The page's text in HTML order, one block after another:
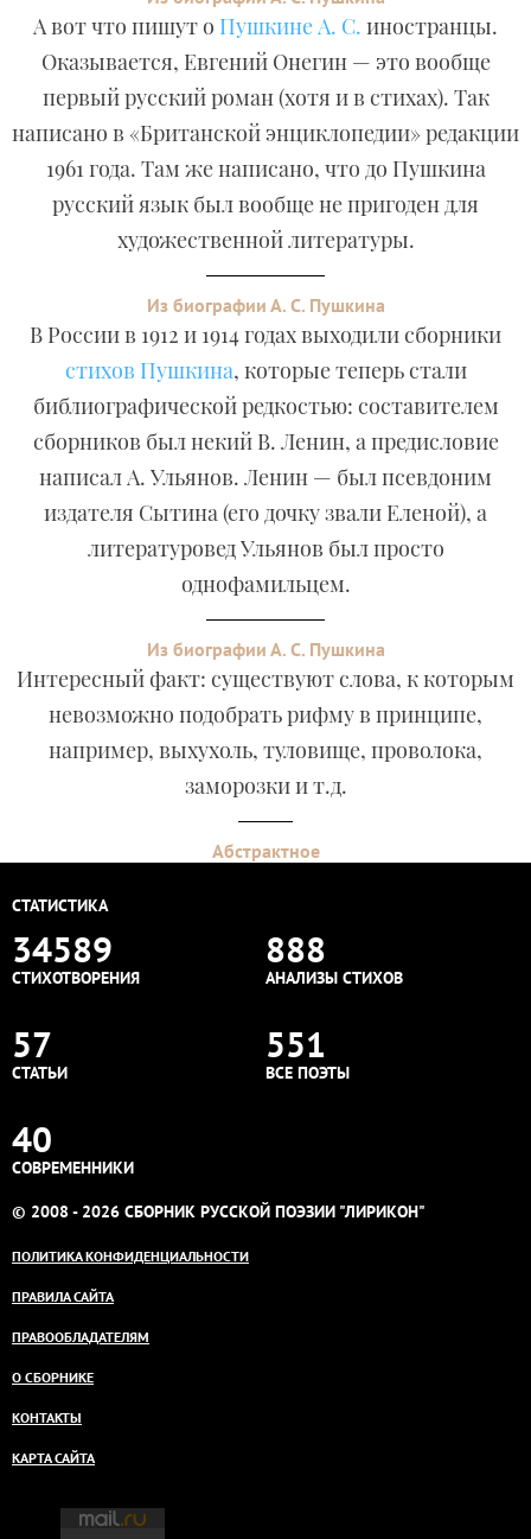
А вот что пишут о Пушкине А. С. иностранцы.
Оказывается, Евгений Онегин — это вообще
первый русский роман (хотя и в стихах). Так
написано в «Британской энциклопедии» редакции
1961 года. Там же написано, что до Пушкина
русский язык был вообще не пригоден для
художественной литературы.
Из биографии А. С. Пушкина
В России в 1912 и 1914 годах выходили сборники
стихов Пушкина, которые теперь стали
библиографической редкостью: составителем
сборников был некий В. Ленин, а предисловие
написал А. Ульянов. Ленин — был псевдоним
издателя Сытина (его дочку звали Еленой), а
литературовед Ульянов был просто
однофамильцем.
Из биографии А. С. Пушкина
Интересный факт: существуют слова, к которым
невозможно подобрать рифму в принципе,
например, выхухоль, туловище, проволока,
заморозки и т.д.
Абстрактное
СТАТИСТИКА
34589
СТИХОТВОРЕНИЯ
888
АНАЛИЗЫ СТИХОВ
57
СТАТЬИ
551
ВСЕ ПОЭТЫ
40
СОВРЕМЕННИКИ
© 2008 - 2026 СБОРНИК РУССКОЙ ПОЭЗИИ "ЛИРИКОН"
ПОЛИТИКА КОНФИДЕНЦИАЛЬНОСТИ
ПРАВИЛА САЙТА
ПРАВООБЛАДАТЕЛЯМ
О СБОРНИКЕ
КОНТАКТЫ
КАРТА САЙТА